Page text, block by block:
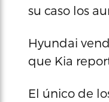
su caso los
Hyundai
que Kia
El único de